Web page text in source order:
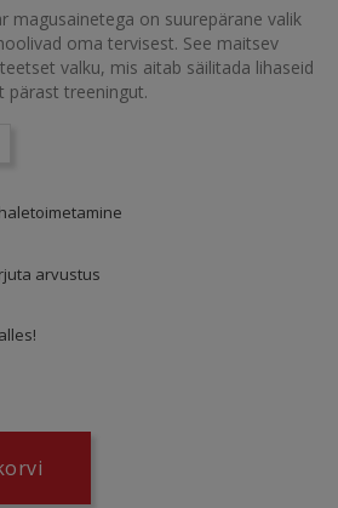
magusainetega on suurepärane valik
oma tervisest. See maitsev
valku, mis aitab säilitada lihaseid
pärast treeningut.
arvustus